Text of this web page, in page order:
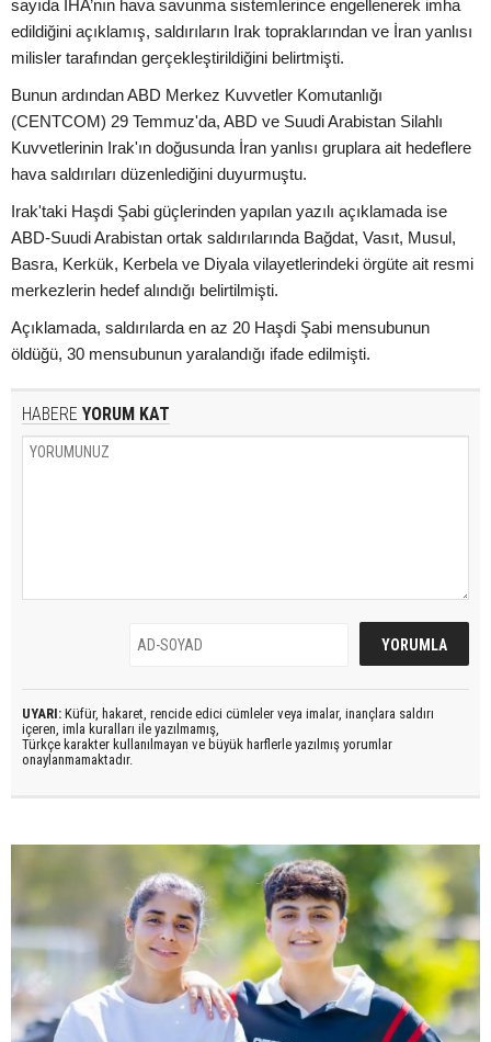
sayıda İHA’nın hava savunma sistemlerince engellenerek imha
edildiğini açıklamış, saldırıların Irak topraklarından ve İran yanlısı
milisler tarafından gerçekleştirildiğini belirtmişti.
Bunun ardından ABD Merkez Kuvvetler Komutanlığı
(CENTCOM) 29 Temmuz'da, ABD ve Suudi Arabistan Silahlı
Kuvvetlerinin Irak'ın doğusunda İran yanlısı gruplara ait hedeflere
hava saldırıları düzenlediğini duyurmuştu.
Irak'taki Haşdi Şabi güçlerinden yapılan yazılı açıklamada ise
ABD-Suudi Arabistan ortak saldırılarında Bağdat, Vasıt, Musul,
Basra, Kerkük, Kerbela ve Diyala vilayetlerindeki örgüte ait resmi
merkezlerin hedef alındığı belirtilmişti.
Açıklamada, saldırılarda en az 20 Haşdi Şabi mensubunun
öldüğü, 30 mensubunun yaralandığı ifade edilmişti.
HABERE YORUM KAT
UYARI: Küfür, hakaret, rencide edici cümleler veya imalar, inançlara saldırı
içeren, imla kuralları ile yazılmamış,
Türkçe karakter kullanılmayan ve büyük harflerle yazılmış yorumlar
onaylanmamaktadır.